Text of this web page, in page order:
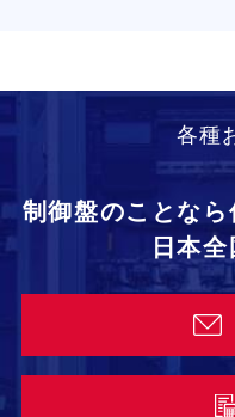
各種
制御盤のことなら
日本全